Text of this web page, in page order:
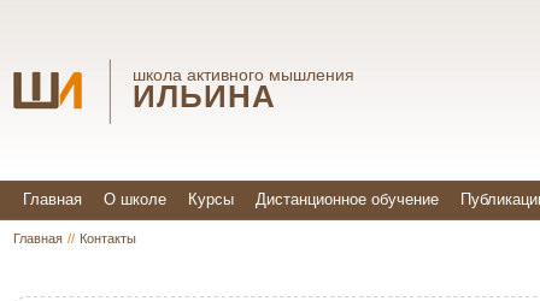
школа активного мышления
ИЛЬИНА
Главная О школе Курсы Дистанционное обучение
Главная // Контакты